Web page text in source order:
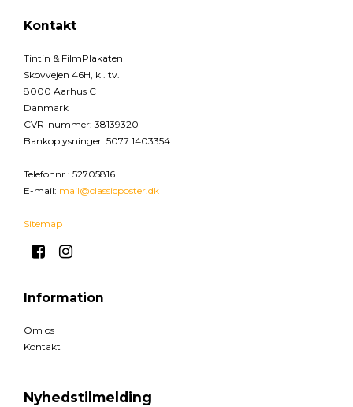
Kontakt
Tintin & FilmPlakaten
Skovvejen 46H, kl. tv.
8000 Aarhus C
Danmark
CVR-nummer: 38139320
Bankoplysninger: 5077 1403354
Telefonnr.: 52705816
E-mail: mail@classicposter.dk
Sitemap
Information
Om os
Kontakt
Nyhedstilmelding